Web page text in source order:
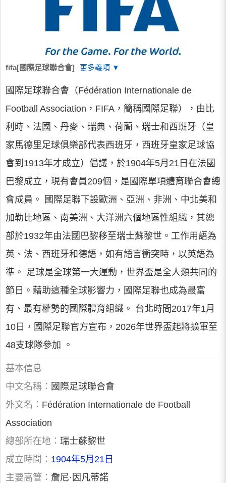
fifa[國際足球聯合會] 更多義項 ▼
國際足球聯合會（Fédération Internationale de
Football Association，FIFA，簡稱國際足聯），由比
利時、法國、丹麥、瑞典、荷蘭、瑞士和西班牙（皇
家馬德里足球俱樂部代表西班牙，西班牙皇家足球協
會到1913年才成立）倡議，於1904年5月21日在法國
巴黎成立，現有會員209個，是國際單項體育聯合會總
會成員。 國際足聯下設歐洲、亞洲、非洲、中北美和
加勒比地區、南美洲、大洋洲六個地區性組織，其總
部於1932年由法國巴黎移至瑞士蘇黎世。工作用語為
英、法、西班牙和德語，如有語言衝突時，以英語為
準。 足球是全球第一大運動，世界盃是全人類共同的
節日。藉助這種全球影響力，國際足聯也成為最富
有、最有權勢的國際體育組織。 台北時間2017年1月
10日，國際足聯官方宣布，2026年世界盃起將擴軍至
48支球隊參加 。
基本信息
中文名稱： 國際足球聯合會
外文名： Fédération Internationale de Football
Association
總部所在地： 瑞士蘇黎世
成立時間： 1904年5月21日
主要高管： 詹尼·因凡蒂諾